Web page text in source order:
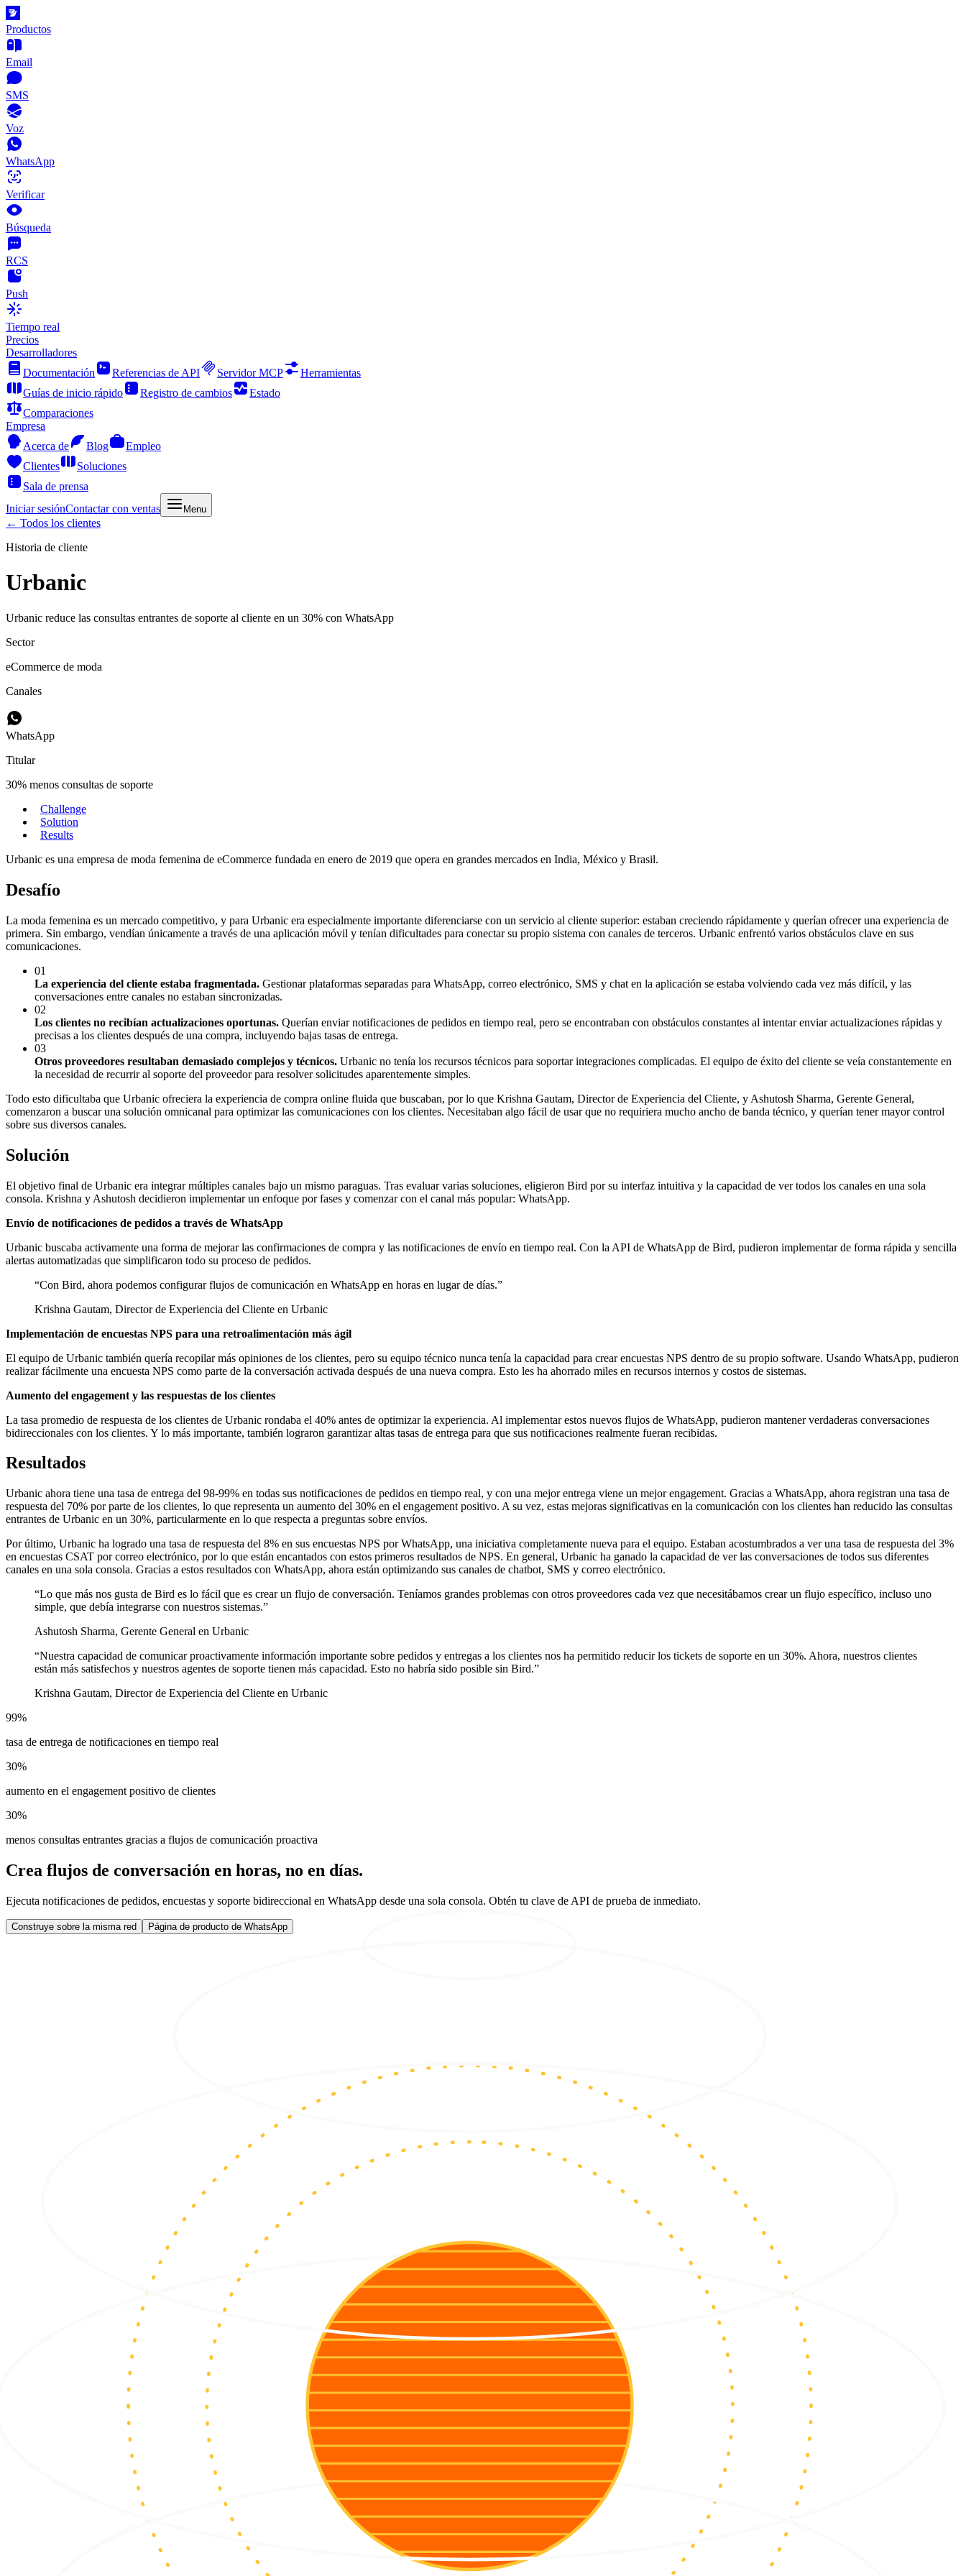
Productos
Email
SMS
Voz
WhatsApp
Verificar
Búsqueda
RCS
Push
Tiempo real
Precios
Desarrolladores
Documentación
Referencias de API Servidor MCP
Herramientas
Guías de inicio rápido
Registro de cambios
Estado
Comparaciones
Empresa
Acerca de
Blog
Empleo
Clientes
Soluciones
Sala de prensa
Iniciar sesiónContactar con ventas Menu
← Todos los clientes
Historia de cliente
Urbanic
Urbanic reduce las consultas entrantes de soporte al cliente en un 30% con WhatsApp
Sector
eCommerce de moda
Canales
WhatsApp
Titular
30% menos consultas de soporte
Challenge
Solution
Results
Urbanic es una empresa de moda femenina de eCommerce fundada en enero de 2019 que opera en grandes mercados en India, México y Brasil.
Desafío
La moda femenina es un mercado competitivo, y para Urbanic era especialmente importante diferenciarse con un servicio al cliente superior: estaban creciendo rápidamente y querían ofrecer una experiencia de
primera. Sin embargo, vendían únicamente a través de una aplicación móvil y tenían dificultades para conectar su propio sistema con canales de terceros. Urbanic enfrentó varios obstáculos clave en sus
comunicaciones.
01
La experiencia del cliente estaba fragmentada. Gestionar plataformas separadas para WhatsApp, correo electrónico, SMS y chat en la aplicación se estaba volviendo cada vez más difícil, y las
conversaciones entre canales no estaban sincronizadas.
02
Los clientes no recibían actualizaciones oportunas. Querían enviar notificaciones de pedidos en tiempo real, pero se encontraban con obstáculos constantes al intentar enviar actualizaciones rápidas y
precisas a los clientes después de una compra, incluyendo bajas tasas de entrega.
03
Otros proveedores resultaban demasiado complejos y técnicos. Urbanic no tenía los recursos técnicos para soportar integraciones complicadas. El equipo de éxito del cliente se veía constantemente en
la necesidad de recurrir al soporte del proveedor para resolver solicitudes aparentemente simples.
Todo esto dificultaba que Urbanic ofreciera la experiencia de compra online fluida que buscaban, por lo que Krishna Gautam, Director de Experiencia del Cliente, y Ashutosh Sharma, Gerente General,
comenzaron a buscar una solución omnicanal para optimizar las comunicaciones con los clientes. Necesitaban algo fácil de usar que no requiriera mucho ancho de banda técnico, y querían tener mayor control
sobre sus diversos canales.
Solución
El objetivo final de Urbanic era integrar múltiples canales bajo un mismo paraguas. Tras evaluar varias soluciones, eligieron Bird por su interfaz intuitiva y la capacidad de ver todos los canales en una sola
consola. Krishna y Ashutosh decidieron implementar un enfoque por fases y comenzar con el canal más popular: WhatsApp.
Envío de notificaciones de pedidos a través de WhatsApp
Urbanic buscaba activamente una forma de mejorar las confirmaciones de compra y las notificaciones de envío en tiempo real. Con la API de WhatsApp de Bird, pudieron implementar de forma rápida y sencilla
alertas automatizadas que simplificaron todo su proceso de pedidos.
“Con Bird, ahora podemos configurar flujos de comunicación en WhatsApp en horas en lugar de días.”
Krishna Gautam, Director de Experiencia del Cliente en Urbanic
Implementación de encuestas NPS para una retroalimentación más ágil
El equipo de Urbanic también quería recopilar más opiniones de los clientes, pero su equipo técnico nunca tenía la capacidad para crear encuestas NPS dentro de su propio software. Usando WhatsApp, pudieron
realizar fácilmente una encuesta NPS como parte de la conversación activada después de una nueva compra. Esto les ha ahorrado miles en recursos internos y costos de sistemas.
Aumento del engagement y las respuestas de los clientes
La tasa promedio de respuesta de los clientes de Urbanic rondaba el 40% antes de optimizar la experiencia. Al implementar estos nuevos flujos de WhatsApp, pudieron mantener verdaderas conversaciones
bidireccionales con los clientes. Y lo más importante, también lograron garantizar altas tasas de entrega para que sus notificaciones realmente fueran recibidas.
Resultados
Urbanic ahora tiene una tasa de entrega del 98-99% en todas sus notificaciones de pedidos en tiempo real, y con una mejor entrega viene un mejor engagement. Gracias a WhatsApp, ahora registran una tasa de
respuesta del 70% por parte de los clientes, lo que representa un aumento del 30% en el engagement positivo. A su vez, estas mejoras significativas en la comunicación con los clientes han reducido las consultas
entrantes de Urbanic en un 30%, particularmente en lo que respecta a preguntas sobre envíos.
Por último, Urbanic ha logrado una tasa de respuesta del 8% en sus encuestas NPS por WhatsApp, una iniciativa completamente nueva para el equipo. Estaban acostumbrados a ver una tasa de respuesta del 3%
en encuestas CSAT por correo electrónico, por lo que están encantados con estos primeros resultados de NPS. En general, Urbanic ha ganado la capacidad de ver las conversaciones de todos sus diferentes
canales en una sola consola. Gracias a estos resultados con WhatsApp, ahora están optimizando sus canales de chatbot, SMS y correo electrónico.
“Lo que más nos gusta de Bird es lo fácil que es crear un flujo de conversación. Teníamos grandes problemas con otros proveedores cada vez que necesitábamos crear un flujo específico, incluso uno
simple, que debía integrarse con nuestros sistemas.”
Ashutosh Sharma, Gerente General en Urbanic
“Nuestra capacidad de comunicar proactivamente información importante sobre pedidos y entregas a los clientes nos ha permitido reducir los tickets de soporte en un 30%. Ahora, nuestros clientes
están más satisfechos y nuestros agentes de soporte tienen más capacidad. Esto no habría sido posible sin Bird.”
Krishna Gautam, Director de Experiencia del Cliente en Urbanic
99%
tasa de entrega de notificaciones en tiempo real
30%
aumento en el engagement positivo de clientes
30%
menos consultas entrantes gracias a flujos de comunicación proactiva
Crea flujos de conversación en horas, no en días.
Ejecuta notificaciones de pedidos, encuestas y soporte bidireccional en WhatsApp desde una sola consola. Obtén tu clave de API de prueba de inmediato.
Construye sobre la misma red Página de producto de WhatsApp